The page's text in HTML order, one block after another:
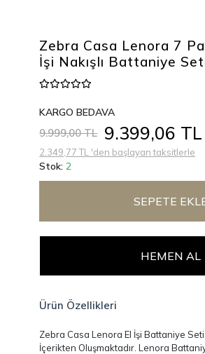
Zebra Casa Lenora 7
İşi Nakışlı Battaniye
KARGO BEDAVA
9.999,00 TL 9.399,06 TL
2.349,77 TL 'den başlayan taksitlerle
Stok:2
SEPETE
HEMEN AL
Ürün Özellikleri
Zebra Casa Lenora El İşi Battaniye
İçerikten Oluşmaktadır. Lenora